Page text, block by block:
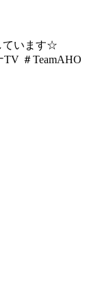
ています☆
＃TeamAHO